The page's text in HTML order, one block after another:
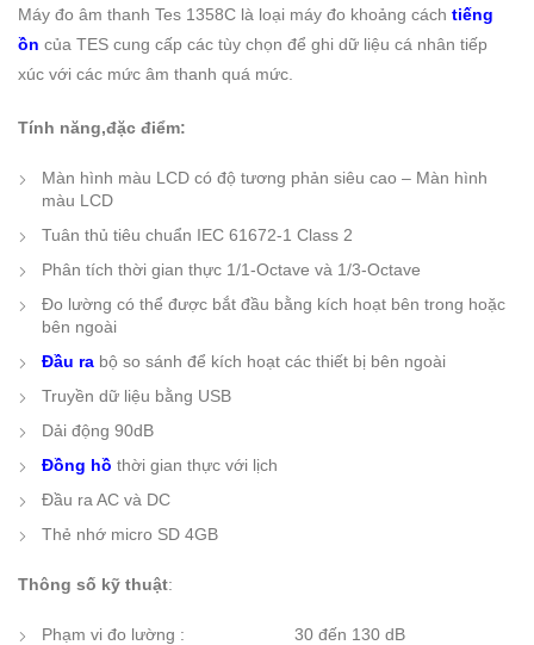
Máy đo âm thanh Tes 1358C là loại máy đo khoảng cách tiếng
ồn của TES cung cấp các tùy chọn để ghi dữ liệu cá nhân tiếp
xúc với các mức âm thanh quá mức.
Tính năng,đặc điểm:
Màn hình màu LCD có độ tương phản siêu cao – Màn hình
màu LCD
Tuân thủ tiêu chuẩn IEC 61672-1 Class 2
Phân tích thời gian thực 1/1-Octave và 1/3-Octave
Đo lường có thể được bắt đầu bằng kích hoạt bên trong hoặc
bên ngoài
Đầu ra bộ so sánh để kích hoạt các thiết bị bên ngoài
Truyền dữ liệu bằng USB
Dải động 90dB
Đồng hồ thời gian thực với lịch
Đầu ra AC và DC
Thẻ nhớ micro SD 4GB
Thông số kỹ thuật:
Phạm vi đo lường : 30 đến 130 dB